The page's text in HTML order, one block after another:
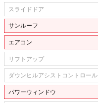
スライドドア
サンルーフ
エアコン
リフトアップ
ダウンヒルアシストコントロール
パワーウィンドウ